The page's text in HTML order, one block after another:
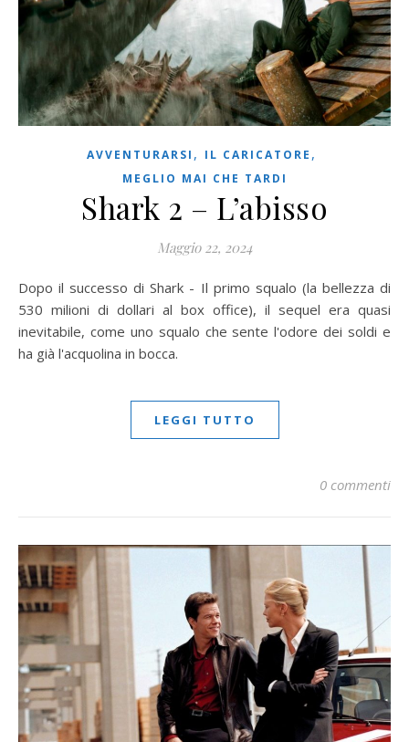
AVVENTURARSI , IL CARICATORE ,
MEGLIO MAI CHE TARDI
Shark 2 – L’abisso
Maggio 22, 2024
Dopo il successo di Shark - Il primo squalo (la bellezza di
530 milioni di dollari al box office), il sequel era quasi
inevitabile, come uno squalo che sente l'odore dei soldi e
ha già l'acquolina in bocca.
LEGGI TUTTO
0 commenti